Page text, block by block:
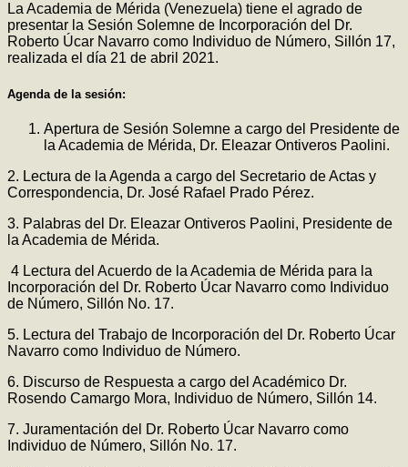
La Academia de Mérida (Venezuela) tiene el agrado de
presentar la Sesión Solemne de Incorporación del Dr.
Roberto Úcar Navarro como Individuo de Número, Sillón 17,
realizada el día 21 de abril 2021.
Agenda de la sesión:
Apertura de Sesión Solemne a cargo del Presidente de
la Academia de Mérida, Dr. Eleazar Ontiveros Paolini.
2. Lectura de la Agenda a cargo del Secretario de Actas y
Correspondencia, Dr. José Rafael Prado Pérez.
3. Palabras del Dr. Eleazar Ontiveros Paolini, Presidente de
la Academia de Mérida.
4 Lectura del Acuerdo de la Academia de Mérida para la
Incorporación del Dr. Roberto Úcar Navarro como Individuo
de Número, Sillón No. 17.
5. Lectura del Trabajo de Incorporación del Dr. Roberto Úcar
Navarro como Individuo de Número.
6. Discurso de Respuesta a cargo del Académico Dr.
Rosendo Camargo Mora, Individuo de Número, Sillón 14.
7. Juramentación del Dr. Roberto Úcar Navarro como
Individuo de Número, Sillón No. 17.